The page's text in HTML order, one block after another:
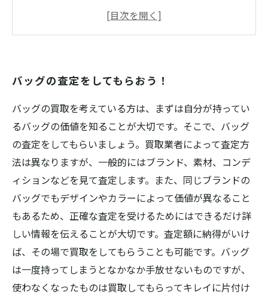
貴重なブランドバッグでも大丈夫
バッグの査定をしてもらおう！
バッグの買取を考えている方は、まずは自分が持ってい
るバッグの価値を知ることが大切です。そこで、バッグ
の査定をしてもらいましょう。買取業者によって査定方
法は異なりますが、一般的にはブランド、素材、コンデ
ィションなどを見て査定します。また、同じブランドの
バッグでもデザインやカラーによって価値が異なること
もあるため、正確な査定を受けるためにはできるだけ詳
しい情報を伝えることが大切です。査定額に納得がいけ
ば、その場で買取をしてもらうことも可能です。バッグ
は一度持ってしまうとなかなか手放せないものですが、
使わなくなったものは買取してもらってキレイに片付け